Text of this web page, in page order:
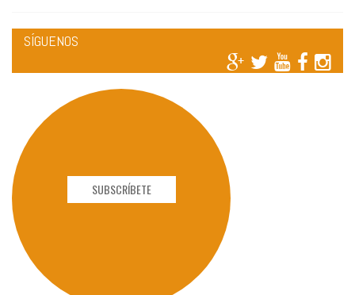
SÍGUENOS
SUBSCRÍBETE